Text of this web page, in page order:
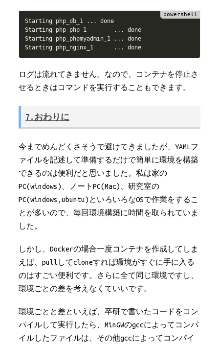
Starting php_db_1 . . .
done
Starting php_php_1
. . .
done
Starting php_phpmyadmin_1
. . .
done
Starting php_nginx_1
. . .
ログは流れてきません。なので、コンテナを停止さ
せるときはコマンドを実行することもできます。
7.おわりに
今までめんどくさそうで避けてきましたが、YAMLフ
ァイルを記述して準備するだけで簡単に環境を構築
できるのは便利だと思いました。私は家の
PC(windows)、ノートPC(Mac)、研究室の
PC(windows,ubuntu)といろいろなOSで作業をするこ
とが多いので、毎回環境構築に時間を取られていま
した。
しかし、Dockerの場合一度コンテナを作成してしま
えば、pullしてcloneすれば環境がすぐに手に入る
のはすごい便利です。さらに全て同じ環境ですし、
環境ごとの差を考えなくていいです。
環境ごとと差といえば、卒研で書いたコードをコン
パイルして実行したら、MinGWのgccによってコンパ
イルしたファイルは、その他gccによってコンパイ